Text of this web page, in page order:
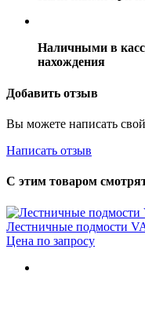
Наличными в
нахождения
Добавить отзыв
Вы можете написать
Написать отзыв
С этим товаром
Лестничные подмости
Цена по запросу